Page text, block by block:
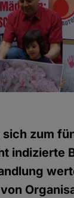
sich zum
indizierte